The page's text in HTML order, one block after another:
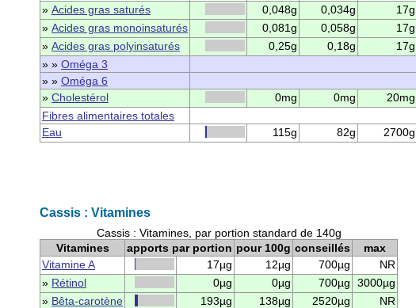
» Acides gras saturés 0,048g 0,034g 17g
» Acides gras monoinsaturés 0,081g 0,058g 17g
» Acides gras polyinsaturés 0,25g 0,18g 17g
» » Oméga 3
» » Oméga 6
» Cholestérol 0mg 0mg 20mg
Fibres alimentaires totales
Eau
115g 82g 2700g
Cassis : Vitamines
Cassis : Vitamines, par portion standard de 140g
Vitamines
apports par portion pour 100g conseillés
max
Vitamine A
17µg 12µg 700µg
NR
» Rétinol 0µg 0µg 700µg
3000µg
» Bêta-carotène 193µg 138µg 2520µg
NR